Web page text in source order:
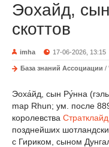
Эохайд,
скоттов
imha 17-06-2026, 13:15
База знаний Ассоциации /
Эоха́йд, сын Ру́нна
map Rhun; ум. после
королевства Стратклайд
позднейших
с Гириком, сыном